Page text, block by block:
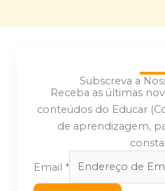
Subscreva a
Receba as últimas
conteúdos do Educar
de aprendizagem,
Email *